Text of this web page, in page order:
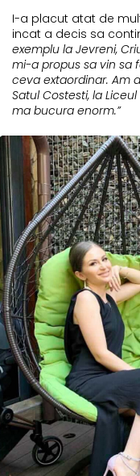
I-a placut atat de
incat a decis sa
exemplu la Jevreni,
mi-a propus sa vin sa
ceva extaordinar. Am
Satul Costesti, la
ma bucura enorm.”